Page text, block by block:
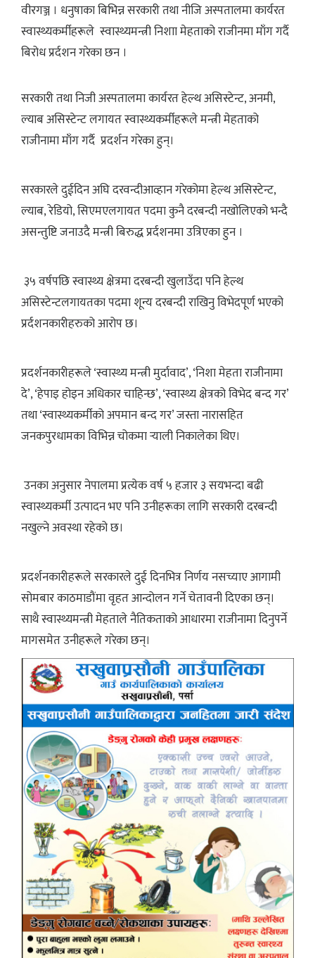
वीरगञ्ज । धनुषाका बिभिन्न सरकारी तथा नीजि अस्पतालमा कार्यरत
स्वास्थ्यकर्मीहरूले स्वास्थ्यमन्त्री निशाा मेहताको राजीनमा माँग गर्दै
बिरोध प्रर्दशन गरेका छन ।
सरकारी तथा निजी अस्पतालमा कार्यरत हेल्थ असिस्टेन्ट, अनमी,
ल्याब असिस्टेन्ट लगायत स्वास्थ्यकर्मीहरूले मन्त्री मेहताको
राजीनामा माँग गर्दै प्रदर्शन गरेका हुन्।
सरकारले दुईदिन अघि दरवन्दीआव्हान गरेकोमा हेल्थ असिस्टेन्ट,
ल्याब, रेडियो, सिएमएलगायत पदमा कुनै दरबन्दी नखोलिएको भन्दै
असन्तुष्टि जनाउदै मन्त्री बिरुद्ध प्रर्दशनमा उत्रिएका हुन ।
३५ वर्षपछि स्वास्थ्य क्षेत्रमा दरबन्दी खुलाउँदा पनि हेल्थ
असिस्टेन्टलगायतका पदमा शून्य दरबन्दी राखिनु विभेदपूर्ण भएको
प्रर्दशनकारीहरुको आरोप छ।
प्रदर्शनकारीहरूले ‘स्वास्थ्य मन्त्री मुर्दावाद’, ‘निशा मेहता राजीनामा
दे’, ‘हेपाइ होइन अधिकार चाहिन्छ’, ‘स्वास्थ्य क्षेत्रको विभेद बन्द गर’
तथा ‘स्वास्थ्यकर्मीको अपमान बन्द गर’ जस्ता नारासहित
जनकपुरधामका विभिन्न चोकमा र्‍याली निकालेका थिए।
उनका अनुसार नेपालमा प्रत्येक वर्ष ५ हजार ३ सयभन्दा बढी
स्वास्थ्यकर्मी उत्पादन भए पनि उनीहरूका लागि सरकारी दरबन्दी
नखुल्ने अवस्था रहेको छ।
प्रदर्शनकारीहरूले सरकारले दुई दिनभित्र निर्णय नसच्याए आगामी
सोमबार काठमाडौंमा वृहत आन्दोलन गर्ने चेतावनी दिएका छन्।
साथै स्वास्थ्यमन्त्री मेहताले नैतिकताको आधारमा राजीनामा दिनुपर्ने
मागसमेत उनीहरूले गरेका छन्।